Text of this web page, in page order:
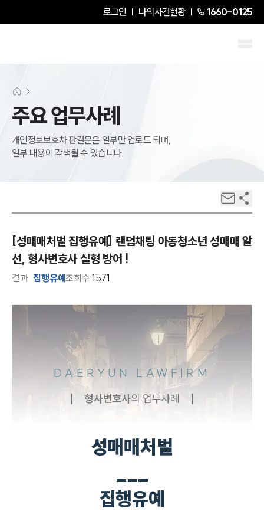
로그인 나의사건현황 1660-0125
주요 업무사례
개인정보보호차 판결문은 일부만 업로드 되며,
일부 내용이 각색될 수 있습니다.
[성매매처벌 집행유예] 랜덤채팅 아동청소년 성매매 알
선, 형사변호사 실형 방어 !
결과 집행유예조회수1571
DAERYUN LAWFIRM
형사변호사의 업무사례
성매매처벌
___
집행유예